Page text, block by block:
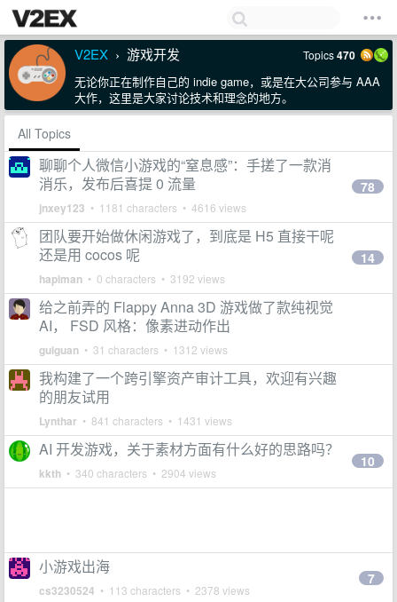
V2EX › 游戏开发 Topics470
无论你正在制作自己的 indie game，或是在大公司参与 AAA
大作，这里是大家讨论技术和理念的地方。
All Topics
聊聊个人微信小游戏的“窒息感”：手搓了一款消
消乐，发布后喜提 0 流量
jnxey123 • 1181 characters • 4616 views
78
团队要开始做休闲游戏了，到底是 H5 直接干呢
还是用 cocos 呢
hapiman • 0 characters • 3192 views
14
给之前弄的 Flappy Anna 3D 游戏做了款纯视觉
AI， FSD 风格：像素进动作出
guiguan • 31 characters • 1312 views
我构建了一个跨引擎资产审计工具，欢迎有兴趣
的朋友试用
Lynthar • 841 characters • 1431 views
AI 开发游戏，关于素材方面有什么好的思路吗？
kkth • 340 characters • 2904 views
10
小游戏出海
cs3230524 • 113 characters • 2378 views
7